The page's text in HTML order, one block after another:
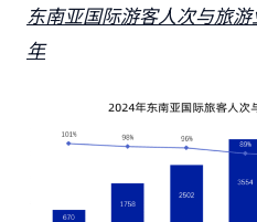
东南亚国际游客人次与旅
年